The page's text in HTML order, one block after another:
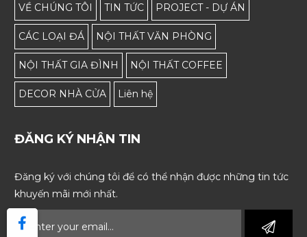
VỀ CHÚNG TÔI TIN TỨC PROJECT - DỰ ÁN
CÁC LOẠI ĐÁ NỘI THẤT VĂN PHÒNG
NỘI THẤT GIA ĐÌNH NỘI THẤT COFFEE
DECOR NHÀ CỬA Liên hệ
ĐĂNG KÝ NHẬN TIN
Đăng ký với chúng tôi để có thể nhận được những tin tức
khuyến mãi mới nhất.